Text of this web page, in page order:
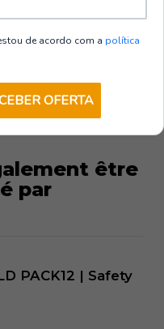
être
par
PACK12 | Safety
de acordo com a política
OFERTA